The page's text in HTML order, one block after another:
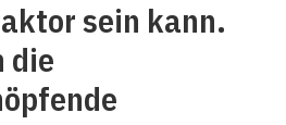
sein kann.
die